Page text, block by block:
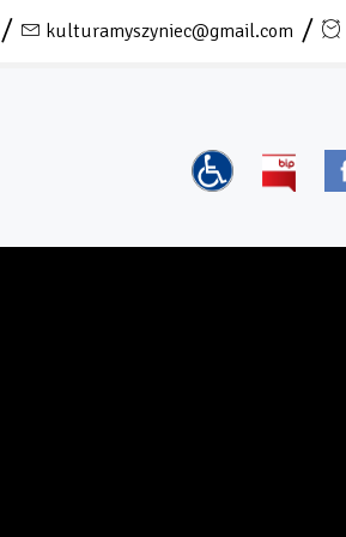
kulturamyszyniec@gmail.com